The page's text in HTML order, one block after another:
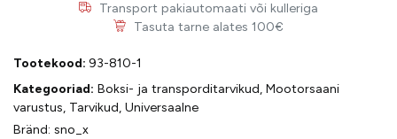
Transport pakiautomaati või kulleriga
Tasuta tarne alates 100€
Tootekood: 93-810-1
Kategooriad: Boksi- ja transporditarvikud, Mootorsaani
varustus, Tarvikud, Universaalne
Bränd: sno_x